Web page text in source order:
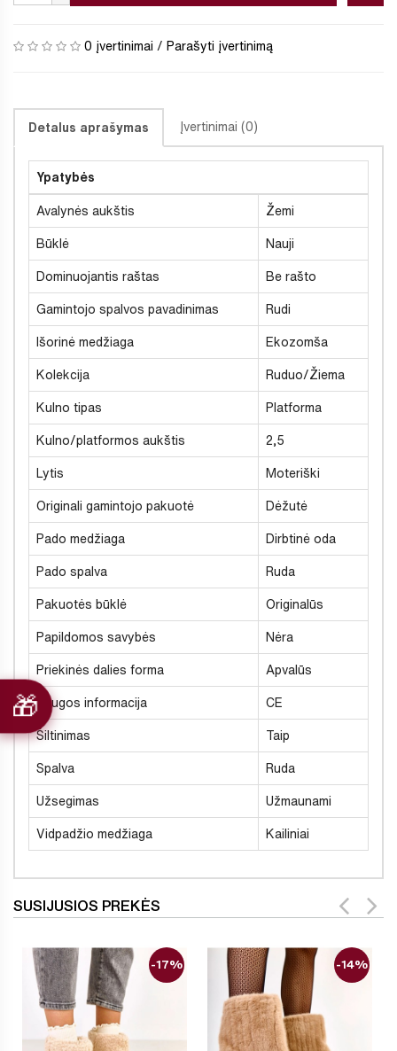
0 įvertinimai / Parašyti įvertinimą
Detalus aprašymas Įvertinimai (0)
Ypatybės
Avalynės aukštis Žemi
Būklė Nauji
Dominuojantis raštas Be rašto
Gamintojo spalvos pavadinimas Rudi
Išorinė medžiaga Ekozomša
Kolekcija Ruduo/Žiema
Kulno tipas Platforma
Kulno/platformos aukštis 2,5
Lytis Moteriški
Originali gamintojo pakuotė Dėžutė
Pado medžiaga Dirbtinė oda
Pado spalva Ruda
Pakuotės būklė Originalūs
Papildomos savybės Nėra
Priekinės dalies forma Apvalūs
Saugos informacija CE
Šiltinimas Taip
Spalva Ruda
Užsegimas Užmaunami
Vidpadžio medžiaga Kailiniai
SUSIJUSIOS PREKĖS
-17% -14%